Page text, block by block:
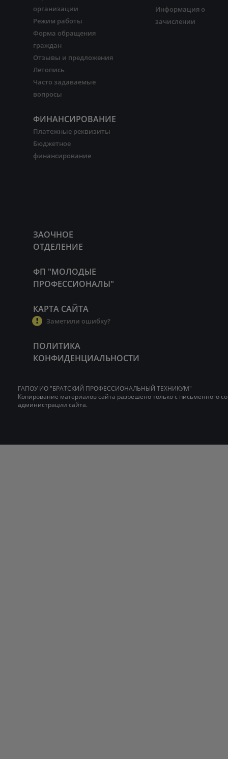
организации
Режим работы
Форма обращения
граждан
Отзывы и предложения
Летопись
Часто задаваемые
вопросы
ФИНАНСИРОВАНИЕ
Платежные реквизиты
Бюджетное
финансирование
Информация о
зачислении
ЗАОЧНОЕ
ОТДЕЛЕНИЕ
ФП "МОЛОДЫЕ
ПРОФЕССИОНАЛЫ"
КАРТА САЙТА
Заметили ошибку?
ПОЛИТИКА
КОНФИДЕНЦИАЛЬНОСТИ
ГАПОУ ИО "БРАТСКИЙ ПРОФЕССИОНАЛЬНЫЙ ТЕХНИКУМ"
Копирование материалов сайта разрешено только с письменного
администрации сайта.